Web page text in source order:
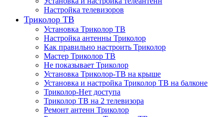
Настройка телевизоров
Триколор ТВ
Установка Триколор ТВ
Настройка антенны Триколор
Как правильно настроить Триколор
Мастер Триколор ТВ
Не показывает Триколор
Установка Триколор-ТВ на крыше
Установка и настройка Триколор ТВ на балконе
Триколор-Нет доступа
Триколор ТВ на 2 телевизора
Ремонт антенн Триколор